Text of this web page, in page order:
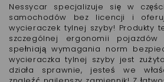
Nessycar specjalizuje się w
samochodów bez licencji i
wycieraczek tylnej szyby! Produkty
szczególnej ergonomii
spełniają wymagania norm
wycieraczka tylnej szyby jest
działa sprawnie, jesteś we